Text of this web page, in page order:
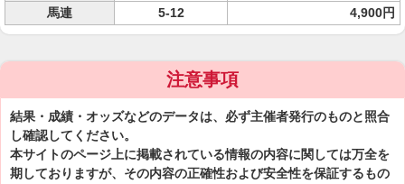
馬連
5-12 4,900円
注意事項
結果・成績・オッズなどのデータは、必ず主催者発行のものと照合
し確認してください。
本サイトのページ上に掲載されている情報の内容に関しては万全を
期しておりますが、その内容の正確性および安全性を保証するもの